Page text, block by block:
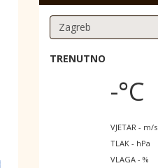
TRENUTNO
-°C
VJETAR - m/s
TLAK - hPa
VLAGA - %